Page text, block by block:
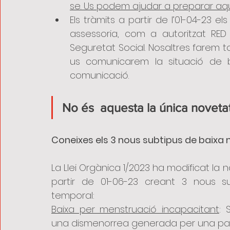
se. Us podem ajudar a preparar
Els tràmits a partir de l’01-04-23
assessoria, com a autoritzat
Seguretat Social. Nosaltres farem
us comunicarem la situació de
comunicació.
No és  aquesta la única
Coneixes els 3 nous subtipus de
La Llei Orgànica 1/2023 ha modificat
partir de 01-06-23 creant 3 nous
temporal:
Baixa per menstruació incapacitant:
una dismenorrea generada per una